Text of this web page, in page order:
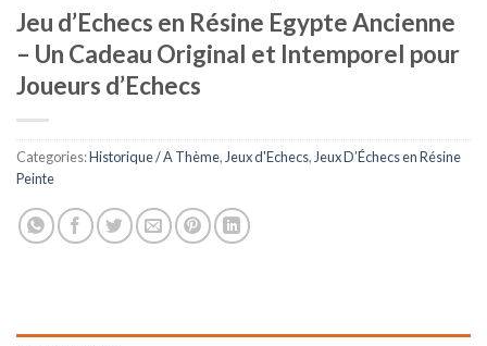
Jeu d’Echecs en Résine Egypte Ancienne
– Un Cadeau Original et Intemporel pour
Joueurs d’Echecs
Categories:Historique / A Thème, Jeux d'Echecs, Jeux D’Échecs en Résine
Peinte